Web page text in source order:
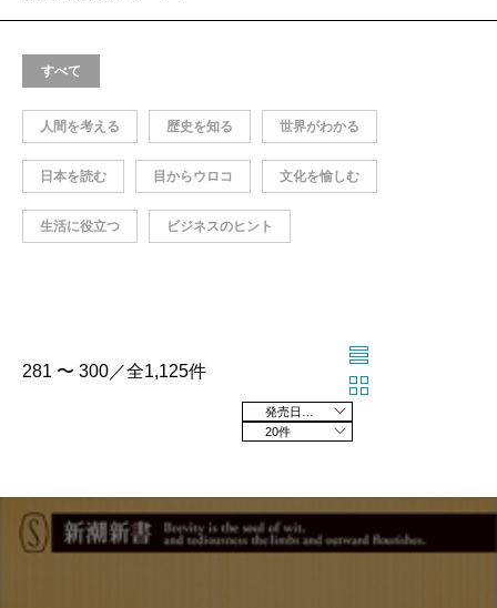
すべて
人間を考える 歴史を知る 世界がわかる
日本を読む 目からウロコ 文化を愉しむ
生活に役立つ ビジネスのヒント
281 〜 300／全1,125件
20件